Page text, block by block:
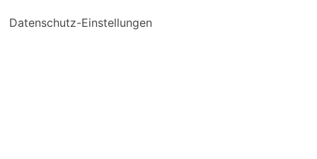
Datenschutz-Einstellungen